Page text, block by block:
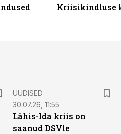
Kriisikindluse
UUDISED
30.07.26, 11:55
Lähis-Ida kriis on
saanud DSVle